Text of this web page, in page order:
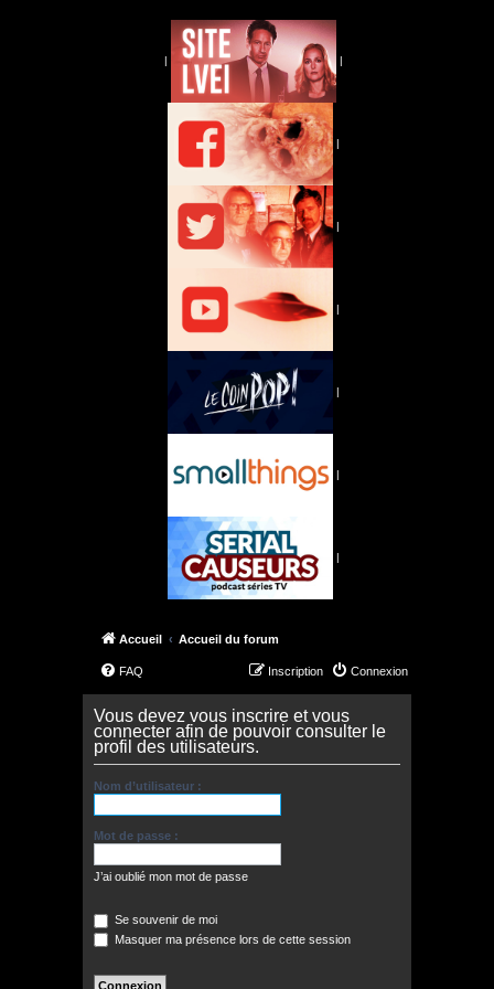
| |
|
|
|
|
|
|
Accueil Accueil du forum
FAQ Connexion
Inscription
Vous devez vous inscrire et vous
connecter afin de pouvoir consulter le
profil des utilisateurs.
Nom d’utilisateur :
Mot de passe :
J’ai oublié mon mot de passe
Se souvenir de moi
Masquer ma présence lors de cette session